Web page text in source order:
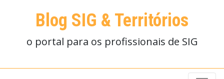
Blog SIG & Territórios
o portal para os profissionais de SIG